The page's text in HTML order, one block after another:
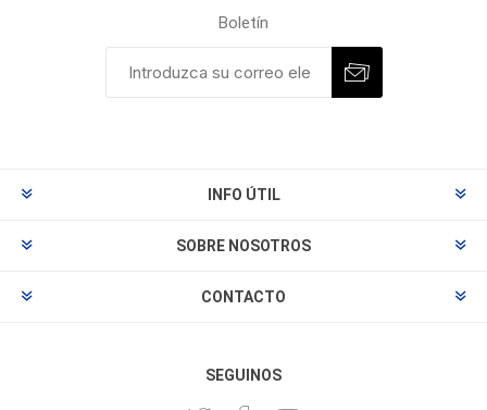
Boletín
INFO ÚTIL
SOBRE NOSOTROS
CONTACTO
SEGUINOS